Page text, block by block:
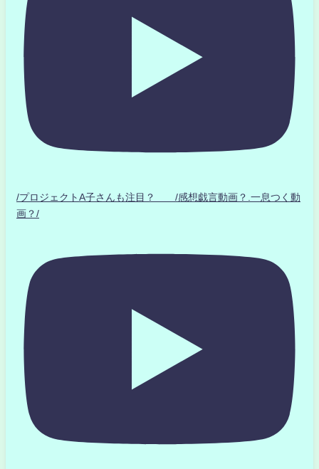
/プロジェクトA子さんも注目？ /感想戯言動画？.一息つく動
画？/